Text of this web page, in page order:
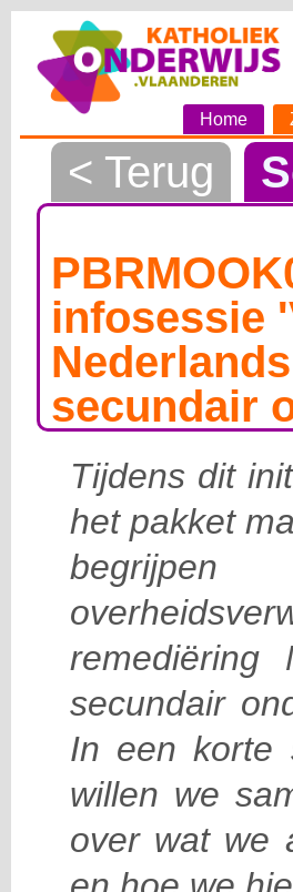
Home
< Terug
infosessie
secundair
Tijdens dit
het pakket
remediëring
secundair
In een korte
willen we
over wat we